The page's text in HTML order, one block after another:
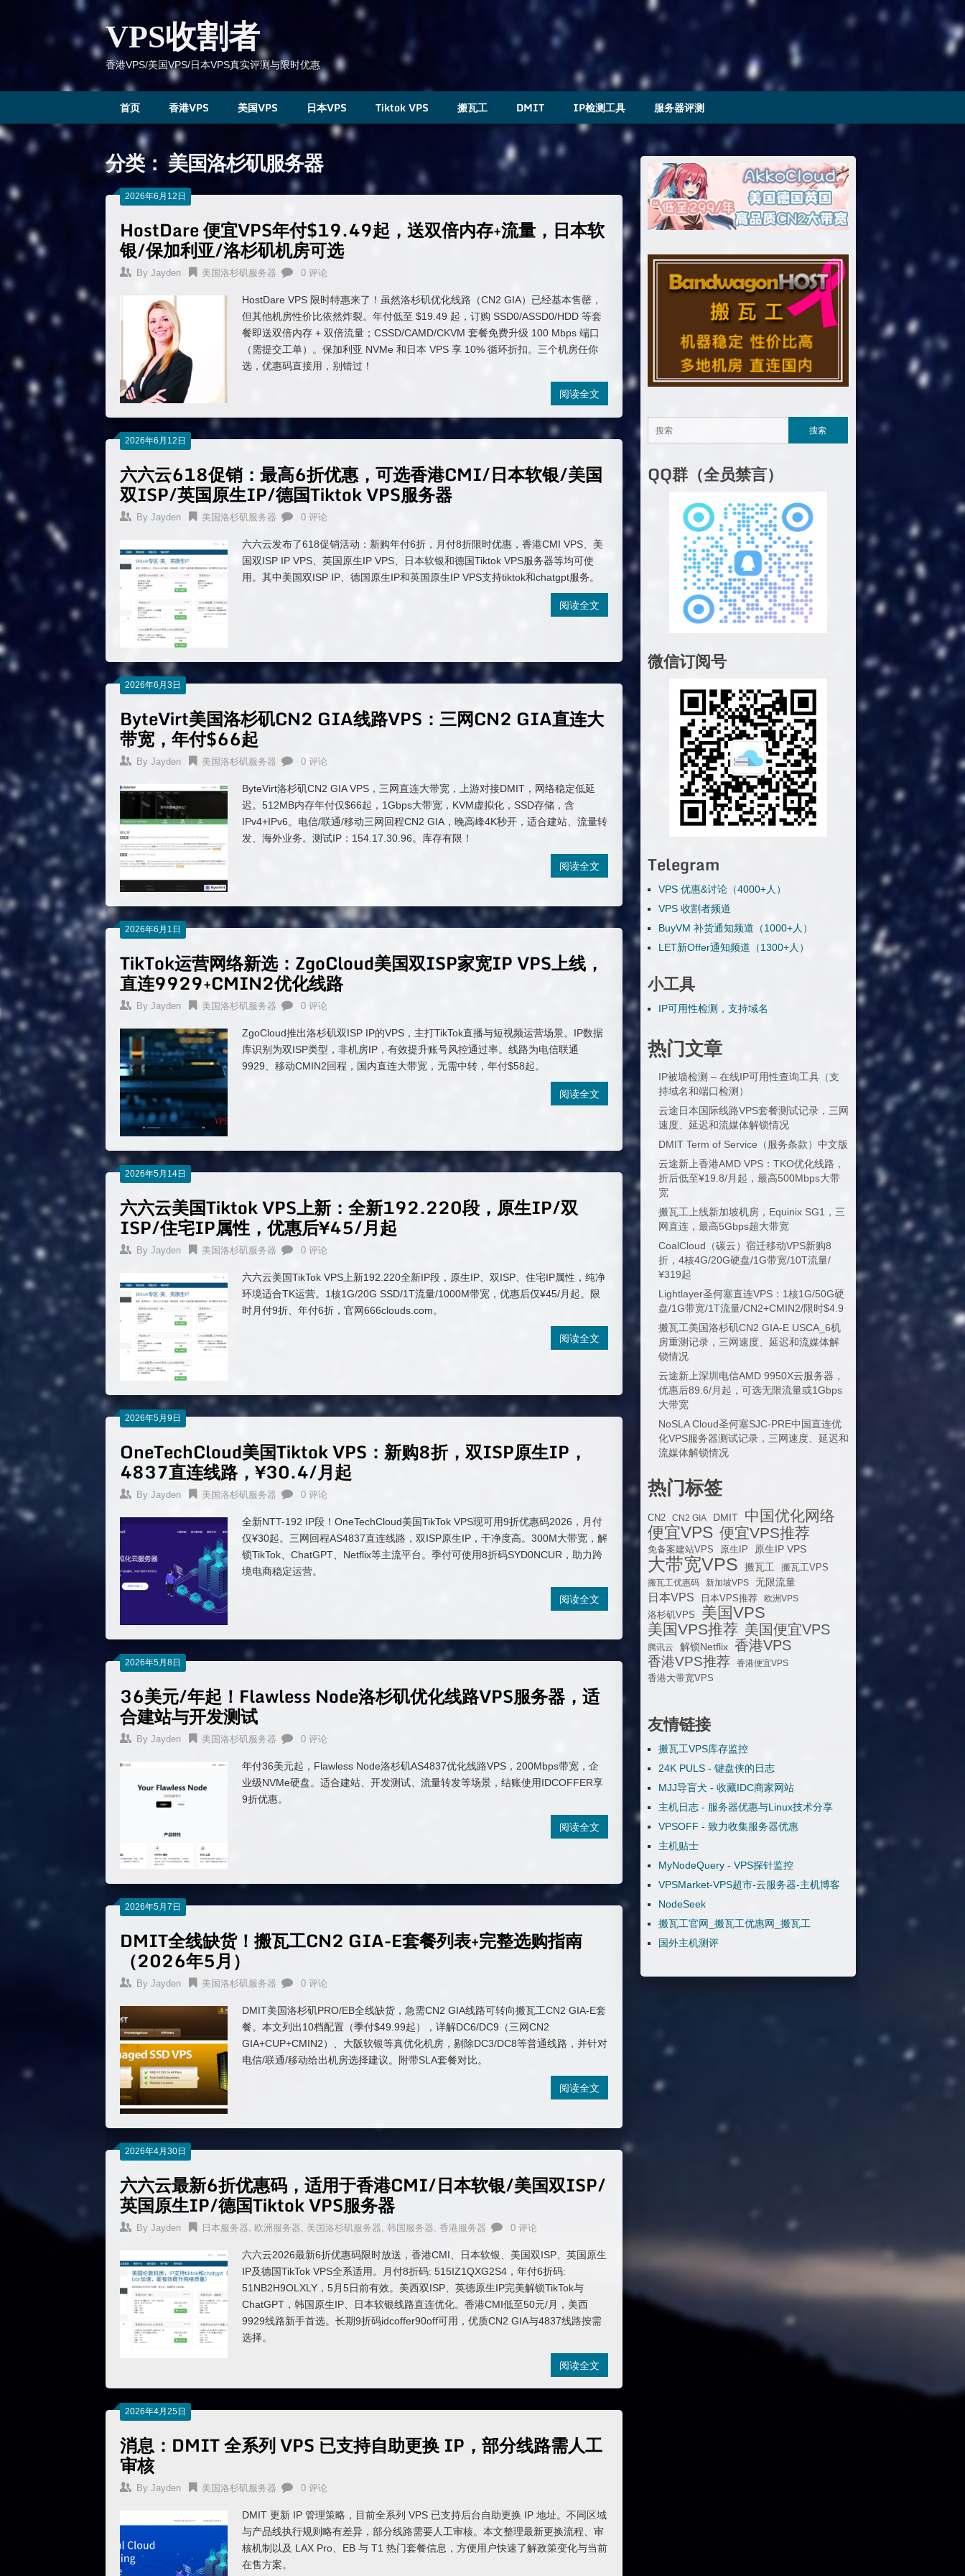
VPS收割者
香港VPS/美国VPS/日本VPS真实评测与限时优惠
首页 香港VPS 美国VPS 日本VPS Tiktok VPS 搬瓦工 DMIT IP检测工具 服务器评测
分类： 美国洛杉矶服务器
2026年6月12日
HostDare 便宜VPS年付$19.49起，送双倍内存+流量，日本软
银/保加利亚/洛杉矶机房可选
By Jayden 美国洛杉矶服务器 0 评论
HostDare VPS 限时特惠来了！虽然洛杉矶优化线路（CN2 GIA）已经基本售罄，
但其他机房性价比依然炸裂。年付低至 $19.49 起，订购 SSD0/ASSD0/HDD 等套
餐即送双倍内存 + 双倍流量；CSSD/CAMD/CKVM 套餐免费升级 100 Mbps 端口
（需提交工单）。保加利亚 NVMe 和日本 VPS 享 10% 循环折扣。三个机房任你
选，优惠码直接用，别错过！
阅读全文
2026年6月12日
六六云618促销：最高6折优惠，可选香港CMI/日本软银/美国
双ISP/英国原生IP/德国Tiktok VPS服务器
By Jayden 美国洛杉矶服务器 0 评论
六六云发布了618促销活动：新购年付6折，月付8折限时优惠，香港CMI VPS、美
国双ISP IP VPS、英国原生IP VPS、日本软银和德国Tiktok VPS服务器等均可使
用。其中美国双ISP IP、德国原生IP和英国原生IP VPS支持tiktok和chatgpt服务。
阅读全文
2026年6月3日
ByteVirt美国洛杉矶CN2 GIA线路VPS：三网CN2 GIA直连大
带宽，年付$66起
By Jayden 美国洛杉矶服务器 0 评论
ByteVirt洛杉矶CN2 GIA VPS，三网直连大带宽，上游对接DMIT，网络稳定低延
迟。512MB内存年付仅$66起，1Gbps大带宽，KVM虚拟化，SSD存储，含
IPv4+IPv6。电信/联通/移动三网回程CN2 GIA，晚高峰4K秒开，适合建站、流量转
发、海外业务。测试IP：154.17.30.96。库存有限！
阅读全文
2026年6月1日
TikTok运营网络新选：ZgoCloud美国双ISP家宽IP VPS上线，
直连9929+CMIN2优化线路
By Jayden 美国洛杉矶服务器 0 评论
ZgoCloud推出洛杉矶双ISP IP的VPS，主打TikTok直播与短视频运营场景。IP数据
库识别为双ISP类型，非机房IP，有效提升账号风控通过率。线路为电信联通
9929、移动CMIN2回程，国内直连大带宽，无需中转，年付$58起。
阅读全文
2026年5月14日
六六云美国Tiktok VPS上新：全新192.220段，原生IP/双
ISP/住宅IP属性，优惠后¥45/月起
By Jayden 美国洛杉矶服务器 0 评论
六六云美国TikTok VPS上新192.220全新IP段，原生IP、双ISP、住宅IP属性，纯净
环境适合TK运营。1核1G/20G SSD/1T流量/1000M带宽，优惠后仅¥45/月起。限
时月付9折、年付6折，官网666clouds.com。
阅读全文
2026年5月9日
OneTechCloud美国Tiktok VPS：新购8折，双ISP原生IP，
4837直连线路，¥30.4/月起
By Jayden 美国洛杉矶服务器 0 评论
全新NTT-192 IP段！OneTechCloud美国TikTok VPS现可用9折优惠码2026，月付
仅¥30起。三网回程AS4837直连线路，双ISP原生IP，干净度高。300M大带宽，解
锁TikTok、ChatGPT、Netflix等主流平台。季付可使用8折码SYD0NCUR，助力跨
境电商稳定运营。
阅读全文
2026年5月8日
36美元/年起！Flawless Node洛杉矶优化线路VPS服务器，适
合建站与开发测试
By Jayden 美国洛杉矶服务器 0 评论
年付36美元起，Flawless Node洛杉矶AS4837优化线路VPS，200Mbps带宽，企
业级NVMe硬盘。适合建站、开发测试、流量转发等场景，结账使用IDCOFFER享
9折优惠。
阅读全文
2026年5月7日
DMIT全线缺货！搬瓦工CN2 GIA-E套餐列表+完整选购指南
（2026年5月）
By Jayden 美国洛杉矶服务器 0 评论
DMIT美国洛杉矶PRO/EB全线缺货，急需CN2 GIA线路可转向搬瓦工CN2 GIA-E套
餐。本文列出10档配置（季付$49.99起），详解DC6/DC9（三网CN2
GIA+CUP+CMIN2）、大阪软银等真优化机房，剔除DC3/DC8等普通线路，并针对
电信/联通/移动给出机房选择建议。附带SLA套餐对比。
阅读全文
2026年4月30日
六六云最新6折优惠码，适用于香港CMI/日本软银/美国双ISP/
英国原生IP/德国Tiktok VPS服务器
By Jayden 日本服务器, 欧洲服务器, 美国洛杉矶服务器, 韩国服务器, 香港服务器 0 评论
六六云2026最新6折优惠码限时放送，香港CMI、日本软银、美国双ISP、英国原生
IP及德国TikTok VPS全系适用。月付8折码: 515IZ1QXG2S4，年付6折码:
51NB2H9OLXLY，5月5日前有效。美西双ISP、英德原生IP完美解锁TikTok与
ChatGPT，韩国原生IP、日本软银线路直连优化。香港CMI低至50元/月，美西
9929线路新手首选。长期9折码idcoffer90off可用，优质CN2 GIA与4837线路按需
选择。
阅读全文
2026年4月25日
消息：DMIT 全系列 VPS 已支持自助更换 IP，部分线路需人工
审核
By Jayden 美国洛杉矶服务器 0 评论
DMIT 更新 IP 管理策略，目前全系列 VPS 已支持后台自助更换 IP 地址。不同区域
与产品线执行规则略有差异，部分线路需要人工审核。本文整理最新更换流程、审
核机制以及 LAX Pro、EB 与 T1 热门套餐信息，方便用户快速了解政策变化与当前
在售方案。
QQ群（全员禁言）
微信订阅号
Telegram
VPS 优惠&讨论（4000+人）
VPS 收割者频道
BuyVM 补货通知频道（1000+人）
LET新Offer通知频道（1300+人）
小工具
IP可用性检测，支持域名
热门文章
IP被墙检测 – 在线IP可用性查询工具（支
持域名和端口检测）
云途日本国际线路VPS套餐测试记录，三网
速度、延迟和流媒体解锁情况
DMIT Term of Service（服务条款）中文版
云途新上香港AMD VPS：TKO优化线路，
折后低至¥19.8/月起，最高500Mbps大带
宽
搬瓦工上线新加坡机房，Equinix SG1，三
网直连，最高5Gbps超大带宽
CoalCloud（碳云）宿迁移动VPS新购8
折，4核4G/20G硬盘/1G带宽/10T流量/
¥319起
Lightlayer圣何塞直连VPS：1核1G/50G硬
盘/1G带宽/1T流量/CN2+CMIN2/限时$4.9
搬瓦工美国洛杉矶CN2 GIA-E USCA_6机
房重测记录，三网速度、延迟和流媒体解
锁情况
云途新上深圳电信AMD 9950X云服务器，
优惠后89.6/月起，可选无限流量或1Gbps
大带宽
NoSLA Cloud圣何塞SJC-PRE中国直连优
化VPS服务器测试记录，三网速度、延迟和
流媒体解锁情况
热门标签
CN2 CN2 GIA DMIT 中国优化网络
便宜VPS 便宜VPS推荐
免备案建站VPS 原生IP 原生IP VPS
大带宽VPS 搬瓦工
搬瓦工VPS
搬瓦工优惠码
新加坡VPS 无限流量
日本VPS 日本VPS推荐
欧洲VPS
洛杉矶VPS
美国VPS
美国VPS推荐 美国便宜VPS
腾讯云 解锁Netflix 香港VPS
香港VPS推荐
香港便宜VPS
香港大带宽VPS
友情链接
搬瓦工VPS库存监控
24K PULS - 键盘侠的日志
MJJ导盲犬 - 收藏IDC商家网站
主机日志 - 服务器优惠与Linux技术分享
VPSOFF - 致力收集服务器优惠
主机贴士
MyNodeQuery - VPS探针监控
VPSMarket-VPS超市-云服务器-主机博客
NodeSeek
搬瓦工官网_搬瓦工优惠网_搬瓦工
国外主机测评